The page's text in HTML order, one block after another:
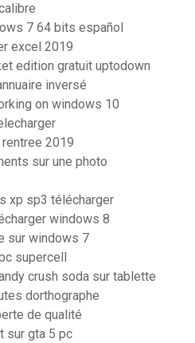
7 64 bits español
excel 2019
edition gratuit uptodown
inversé
on windows 10
2019
sur une photo
xp sp3 télécharger
windows 8
sur windows 7
supercell
crush soda sur tablette
dorthographe
de qualité
sur gta 5 pc